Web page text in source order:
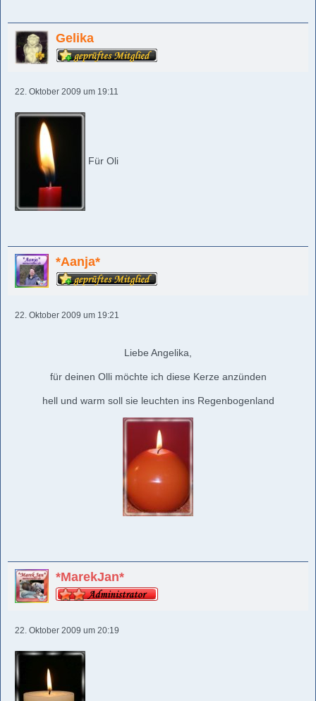
Gelika
22. Oktober 2009 um 19:11
Für Oli
*Aanja*
22. Oktober 2009 um 19:21
Liebe Angelika,
für deinen Olli möchte ich diese Kerze anzünden
hell und warm soll sie leuchten ins Regenbogenland
*MarekJan*
22. Oktober 2009 um 20:19